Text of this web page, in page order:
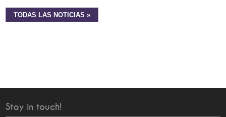
TODAS LAS NOTICIAS »
Stay in touch!